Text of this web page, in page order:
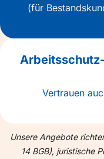
(für
Vertrauen
Unsere Angebote
14 BGB), juristische